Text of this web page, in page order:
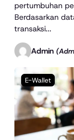
pertumbuhan
Berdasarkan
transaksi...
Admin
E-Wallet